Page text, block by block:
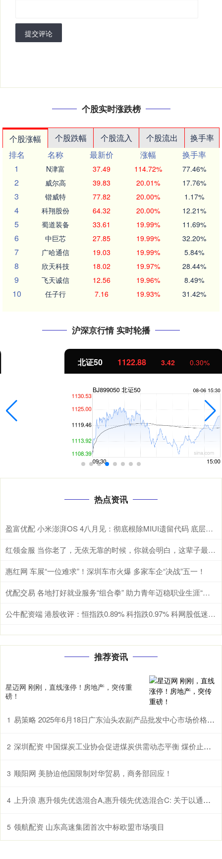
提交评论
个股实时涨跌榜
个股涨幅 个股跌幅 个股流入 个股流出
换手率
排名
名称 最新价 涨幅
换手率
1
N津富 37.49 114.72% 77.46%
2 威尔高 39.83 20.01% 17.76%
3 锴威特 77.82 20.00% 1.17%
4 科翔股份 64.32 20.00% 12.21%
5 蜀道装备 33.61 19.99% 11.69%
6 中巨芯 27.85 19.99% 32.20%
7 广哈通信 19.03 19.99% 5.84%
8 欣天科技 18.02 19.97% 28.44%
9 飞天诚信 12.56 19.96% 8.49%
10 任子行 7.16 19.93% 31.42%
沪深京行情 实时轮播
1122.88 3.42 0.30%
热点资讯
盈富优配 小米澎湃OS 4八月见：彻底根除MIUI遗留代码 底层焕然一新
红领金服 当你老了，无依无靠的时候，你就会明白，这辈子最亲的，除了父母儿女，伴侣和知己，还有自己身上的这4种能力
惠红网 车展“一位难求”！深圳车市火爆 多家车企“决战”五一！
优配交易 各地打好就业服务“组合拳” 助力青年迈稳职业生涯“第一步”
公牛配资端 港股收评：恒指跌0.89% 科指跌0.97% 科网股低迷 黄金股普跌 群核科技首日涨超144%
推荐资讯
星迈网 刚刚，直线涨停！房地产，突传重
磅！
1 易策略 2025年6月18日广东汕头农副产品批发中心市场价格行情
2 深圳配资 中国煤炭工业协会促进煤炭供需动态平衡 煤价止跌曙光初现
3 顺阳网 美胁迫他国限制对华贸易，商务部回应！
4 上升浪 惠升领先优选混合A,惠升领先优选混合C: 关于以通讯方式召开惠升领先优选混合型证券投资基金基金份额持有人大会的公告
5 领航配资 山东高速集团首次中标欧盟市场项目